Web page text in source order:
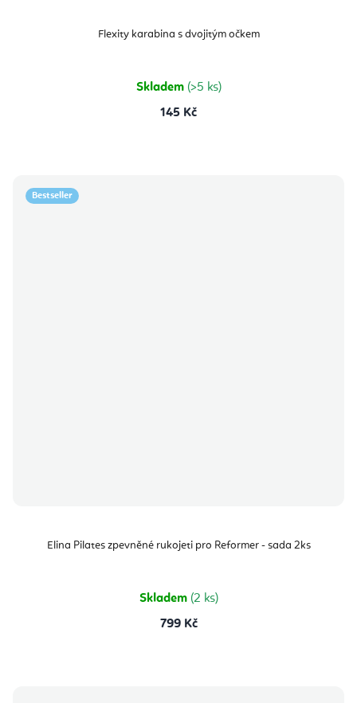
Flexity karabina s dvojitým očkem
Skladem (>5 ks)
145 Kč
Bestseller
Elina Pilates zpevněné rukojeti pro Reformer - sada 2ks
Skladem (2 ks)
799 Kč